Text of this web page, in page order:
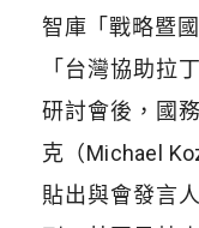
智庫「戰略暨
「台灣協助拉
研討會後，國
克（Michael
貼出與會發言